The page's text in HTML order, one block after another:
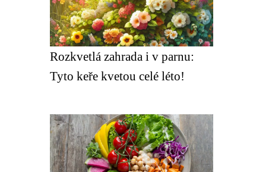
Rozkvetlá zahrada i v parnu:
Tyto keře kvetou celé léto!